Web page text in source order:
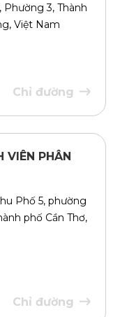
3, Thành
Việt Nam
Chỉ đường
VIÊN PHÂN
Phố 5, phường
phố Cần Thơ,
Chỉ đường